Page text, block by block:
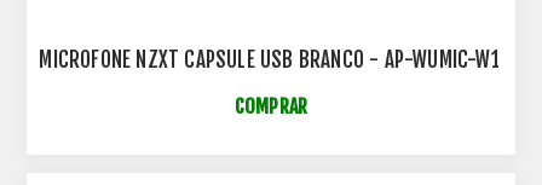
MICROFONE NZXT CAPSULE USB BRANCO - AP-WUMIC-W1
COMPRAR